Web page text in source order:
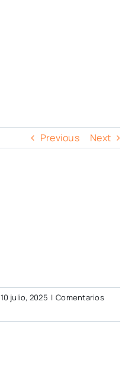
Previous Next
10 julio, 2025 | Comentarios